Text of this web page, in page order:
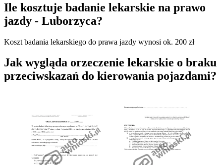
Ile kosztuje badanie lekarskie na prawo
jazdy - Luborzyca?
Koszt badania lekarskiego do prawa jazdy wynosi ok. 200 zł
Jak wygląda orzeczenie lekarskie o braku
przeciwskazań do kierowania pojazdami?